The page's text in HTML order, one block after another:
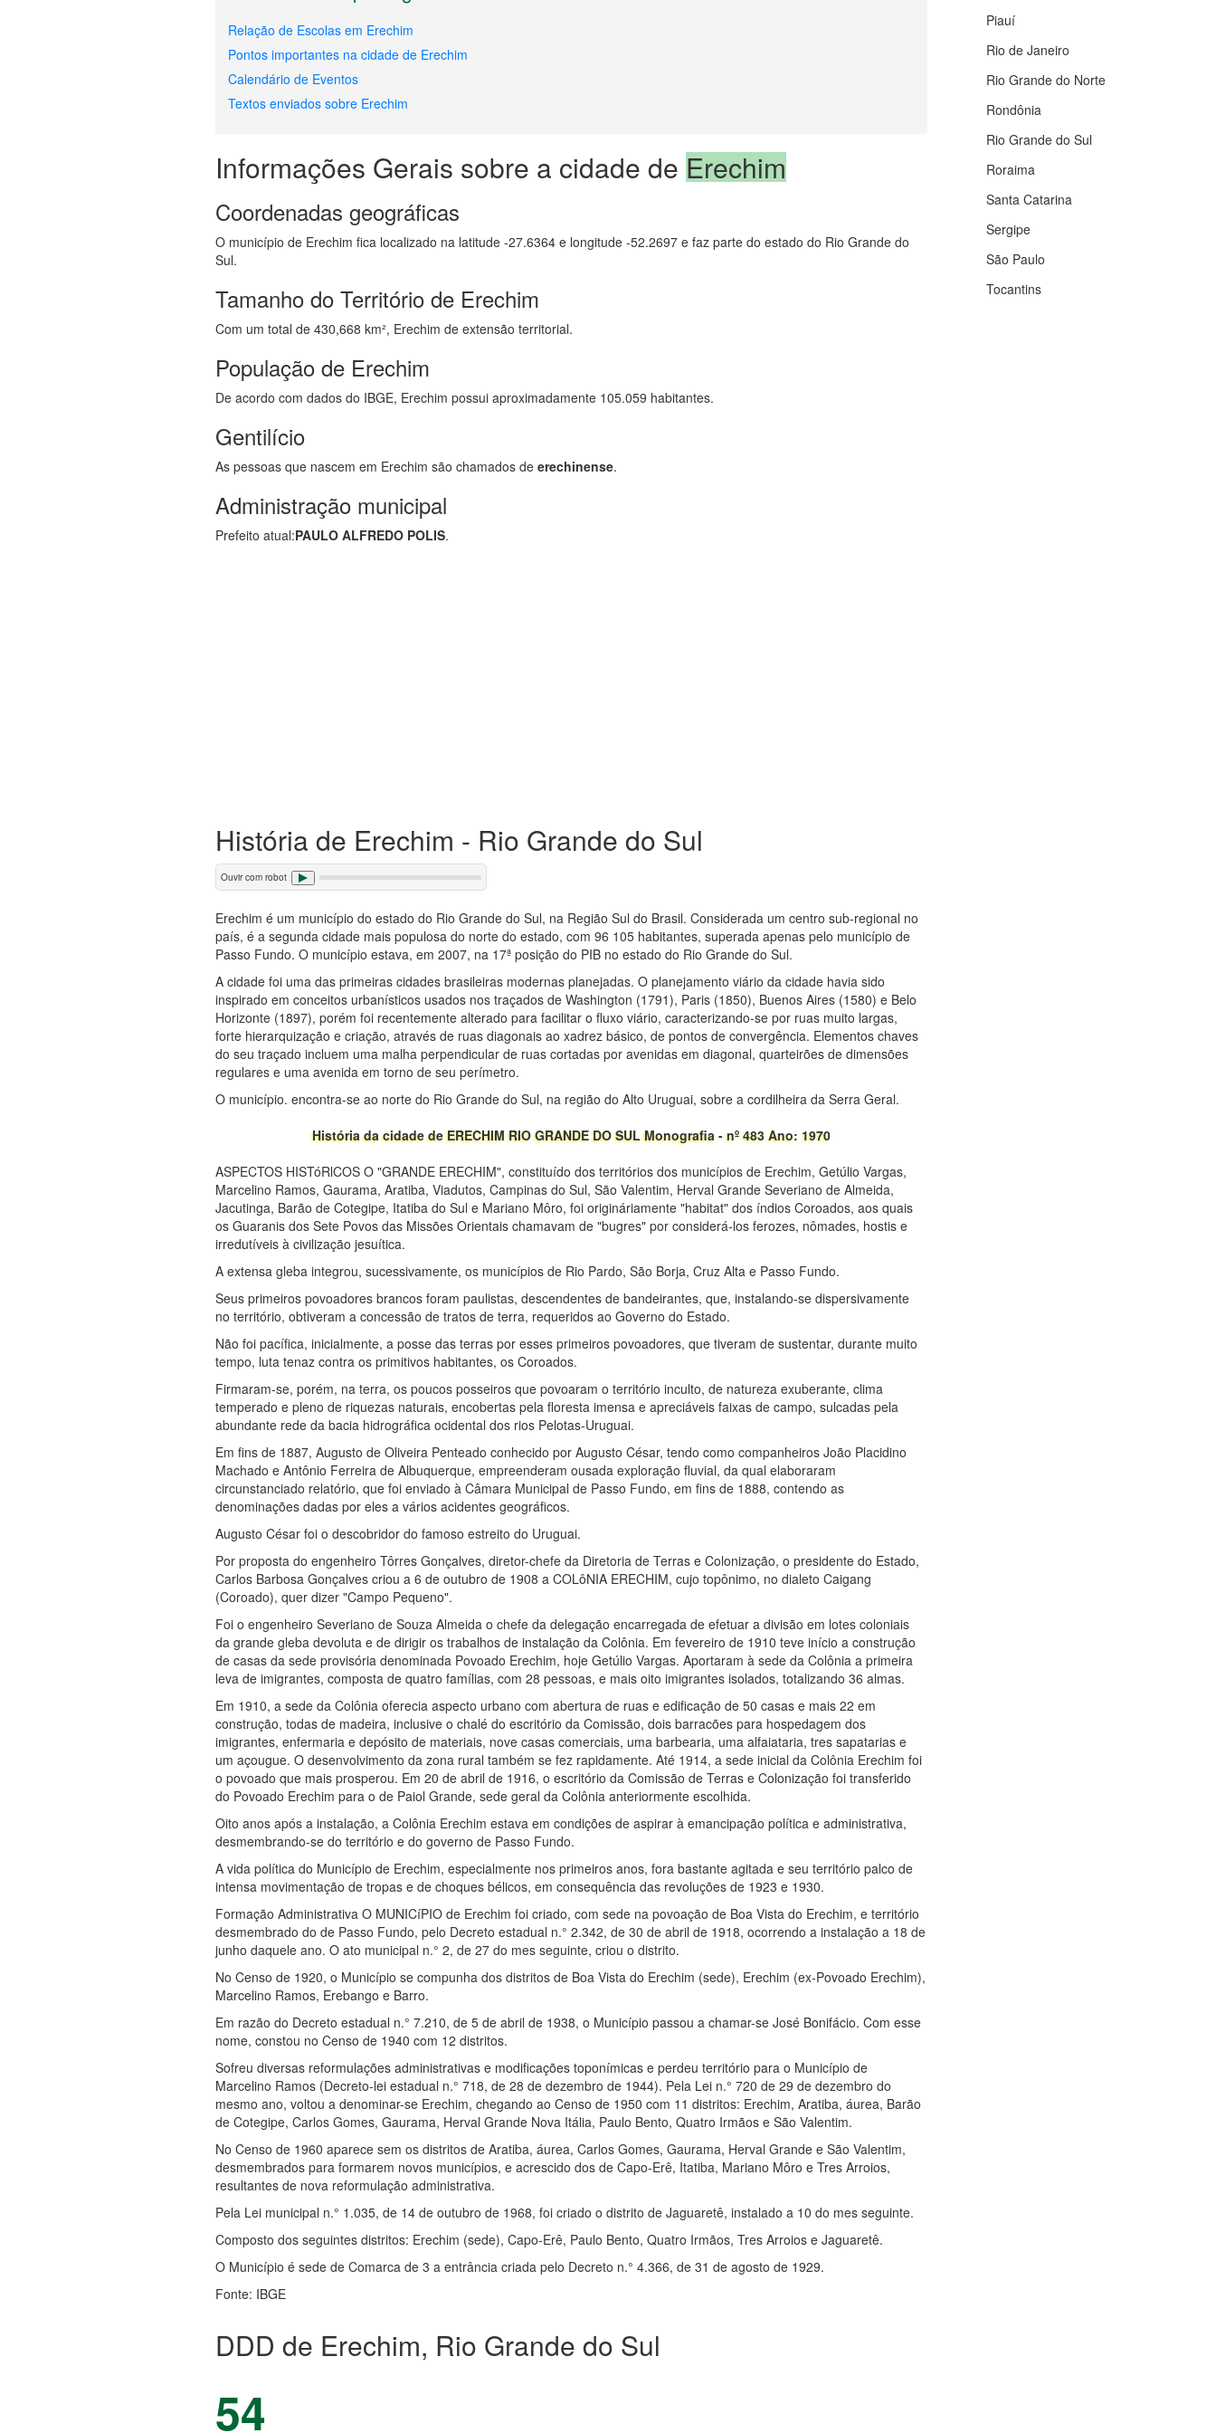
Relação de Escolas em Erechim
Pontos importantes na cidade de Erechim
Calendário de Eventos
Textos enviados sobre Erechim
Informações Gerais sobre a cidade de Erechim
Coordenadas geográficas
O município de Erechim fica localizado na latitude -27.6364 e longitude -52.2697 e faz parte do estado do Rio Grande do
Sul.
Tamanho do Território de Erechim
Com um total de 430,668 km², Erechim de extensão territorial.
População de Erechim
De acordo com dados do IBGE, Erechim possui aproximadamente 105.059 habitantes.
Gentilício
As pessoas que nascem em Erechim são chamados deerechinense.
Administração municipal
Prefeito atual:PAULO ALFREDO POLIS.
História de Erechim - Rio Grande do Sul
Ouvir com robot
Erechim é um município do estado do Rio Grande do Sul, na Região Sul do Brasil. Considerada um centro sub-regional no
país, é a segunda cidade mais populosa do norte do estado, com 96 105 habitantes, superada apenas pelo município de
Passo Fundo. O município estava, em 2007, na 17ª posição do PIB no estado do Rio Grande do Sul.
A cidade foi uma das primeiras cidades brasileiras modernas planejadas. O planejamento viário da cidade havia sido
inspirado em conceitos urbanísticos usados nos traçados de Washington (1791), Paris (1850), Buenos Aires (1580) e Belo
Horizonte (1897), porém foi recentemente alterado para facilitar o fluxo viário, caracterizando-se por ruas muito largas,
forte hierarquização e criação, através de ruas diagonais ao xadrez básico, de pontos de convergência. Elementos chaves
do seu traçado incluem uma malha perpendicular de ruas cortadas por avenidas em diagonal, quarteirões de dimensões
regulares e uma avenida em torno de seu perímetro.
O município. encontra-se ao norte do Rio Grande do Sul, na região do Alto Uruguai, sobre a cordilheira da Serra Geral.
História da cidade de ERECHIM RIO GRANDE DO SUL Monografia - nº 483 Ano: 1970
ASPECTOS HISTóRlCOS O "GRANDE ERECHIM", constituído dos territórios dos municípios de Erechim, Getúlio Vargas,
Marcelino Ramos, Gaurama, Aratiba, Viadutos, Campinas do Sul, São Valentim, Herval Grande Severiano de Almeida,
Jacutinga, Barão de Cotegipe, Itatiba do Sul e Mariano Môro, foi origináriamente "habitat" dos índios Coroados, aos quais
os Guaranis dos Sete Povos das Missões Orientais chamavam de "bugres" por considerá-los ferozes, nômades, hostis e
irredutíveis à civilização jesuítica.
A extensa gleba integrou, sucessivamente, os municípios de Rio Pardo, São Borja, Cruz Alta e Passo Fundo.
Seus primeiros povoadores brancos foram paulistas, descendentes de bandeirantes, que, instalando-se dispersivamente
no território, obtiveram a concessão de tratos de terra, requeridos ao Governo do Estado.
Não foi pacífica, inicialmente, a posse das terras por esses primeiros povoadores, que tiveram de sustentar, durante muito
tempo, luta tenaz contra os primitivos habitantes, os Coroados.
Firmaram-se, porém, na terra, os poucos posseiros que povoaram o território inculto, de natureza exuberante, clima
temperado e pleno de riquezas naturais, encobertas pela floresta imensa e apreciáveis faixas de campo, sulcadas pela
abundante rede da bacia hidrográfica ocidental dos rios Pelotas-Uruguai.
Em fins de 1887, Augusto de Oliveira Penteado conhecido por Augusto César, tendo como companheiros João Placidino
Machado e Antônio Ferreira de Albuquerque, empreenderam ousada exploração fluvial, da qual elaboraram
circunstanciado relatório, que foi enviado à Câmara Municipal de Passo Fundo, em fins de 1888, contendo as
denominações dadas por eles a vários acidentes geográficos.
Augusto César foi o descobridor do famoso estreito do Uruguai.
Por proposta do engenheiro Tôrres Gonçalves, diretor-chefe da Diretoria de Terras e Colonização, o presidente do Estado,
Carlos Barbosa Gonçalves criou a 6 de outubro de 1908 a COLôNIA ERECHIM, cujo topônimo, no dialeto Caigang
(Coroado), quer dizer "Campo Pequeno".
Foi o engenheiro Severiano de Souza Almeida o chefe da delegação encarregada de efetuar a divisão em lotes coloniais
da grande gleba devoluta e de dirigir os trabalhos de instalação da Colônia. Em fevereiro de 1910 teve início a construção
de casas da sede provisória denominada Povoado Erechim, hoje Getúlio Vargas. Aportaram à sede da Colônia a primeira
leva de imigrantes, composta de quatro famílias, com 28 pessoas, e mais oito imigrantes isolados, totalizando 36 almas.
Em 1910, a sede da Colônia oferecia aspecto urbano com abertura de ruas e edificação de 50 casas e mais 22 em
construção, todas de madeira, inclusive o chalé do escritório da Comissão, dois barracões para hospedagem dos
imigrantes, enfermaria e depósito de materiais, nove casas comerciais, uma barbearia, uma alfaiataria, tres sapatarias e
um açougue. O desenvolvimento da zona rural também se fez rapidamente. Até 1914, a sede inicial da Colônia Erechim foi
o povoado que mais prosperou. Em 20 de abril de 1916, o escritório da Comissão de Terras e Colonização foi transferido
do Povoado Erechim para o de Paiol Grande, sede geral da Colônia anteriormente escolhida.
Oito anos após a instalação, a Colônia Erechim estava em condições de aspirar à emancipação política e administrativa,
desmembrando-se do território e do governo de Passo Fundo.
A vida política do Município de Erechim, especialmente nos primeiros anos, fora bastante agitada e seu território palco de
intensa movimentação de tropas e de choques bélicos, em consequência das revoluções de 1923 e 1930.
Formação Administrativa O MUNICíPIO de Erechim foi criado, com sede na povoação de Boa Vista do Erechim, e território
desmembrado do de Passo Fundo, pelo Decreto estadual n.° 2.342, de 30 de abril de 1918, ocorrendo a instalação a 18 de
junho daquele ano. O ato municipal n.° 2, de 27 do mes seguinte, criou o distrito.
No Censo de 1920, o Município se compunha dos distritos de Boa Vista do Erechim (sede), Erechim (ex-Povoado Erechim),
Marcelino Ramos, Erebango e Barro.
Em razão do Decreto estadual n.° 7.210, de 5 de abril de 1938, o Município passou a chamar-se José Bonifácio. Com esse
nome, constou no Censo de 1940 com 12 distritos.
Sofreu diversas reformulações administrativas e modificações toponímicas e perdeu território para o Município de
Marcelino Ramos (Decreto-lei estadual n.° 718, de 28 de dezembro de 1944). Pela Lei n.° 720 de 29 de dezembro do
mesmo ano, voltou a denominar-se Erechim, chegando ao Censo de 1950 com 11 distritos: Erechim, Aratiba, áurea, Barão
de Cotegipe, Carlos Gomes, Gaurama, Herval Grande Nova Itália, Paulo Bento, Quatro Irmãos e São Valentim.
No Censo de 1960 aparece sem os distritos de Aratiba, áurea, Carlos Gomes, Gaurama, Herval Grande e São Valentim,
desmembrados para formarem novos municípios, e acrescido dos de Capo-Erê, Itatiba, Mariano Môro e Tres Arroios,
resultantes de nova reformulação administrativa.
Pela Lei municipal n.° 1.035, de 14 de outubro de 1968, foi criado o distrito de Jaguaretê, instalado a 10 do mes seguinte.
Composto dos seguintes distritos: Erechim (sede), Capo-Erê, Paulo Bento, Quatro Irmãos, Tres Arroios e Jaguaretê.
O Município é sede de Comarca de 3 a entrância criada pelo Decreto n.° 4.366, de 31 de agosto de 1929.
Fonte: IBGE
DDD de Erechim, Rio Grande do Sul
54
Piauí
Rio de Janeiro
Rio Grande do Norte
Rondônia
Rio Grande do Sul
Roraima
Santa Catarina
Sergipe
São Paulo
Tocantins